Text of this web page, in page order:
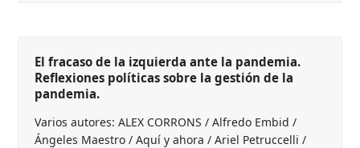
El fracaso de la izquierda ante la pandemia.
Reflexiones políticas sobre la gestión de la
pandemia.
Varios autores: ALEX CORRONS / Alfredo Embid /
Ángeles Maestro / Aquí y ahora / Ariel Petruccelli /